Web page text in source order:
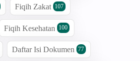
Fiqih Zakat 107
Fiqih Kesehatan 100
Daftar Isi Dokumen 77